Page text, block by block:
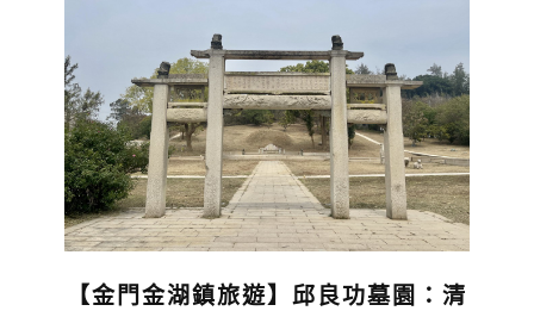
【金門金湖鎮旅遊】邱良功墓園：清